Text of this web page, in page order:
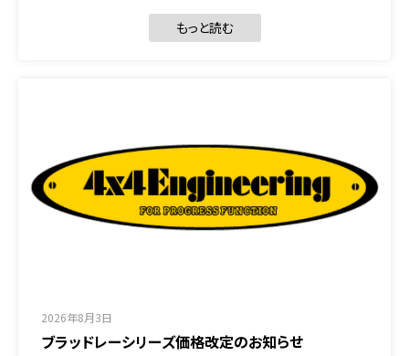
もっと読む
2026年8月3日
ブラッドレーシリーズ価格改定のお知らせ